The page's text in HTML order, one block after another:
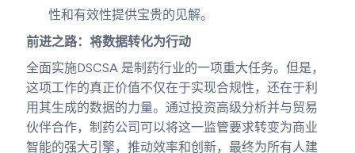
性和有效性提供宝贵的见解。
前进之路：将数据转化为行动
全面实施DSCSA 是制药行业的一项重大任务。但是，
这项工作的真正价值不仅在于实现合规性，还在于利
用其生成的数据的力量。通过投资高级分析并与贸易
伙伴合作，制药公司可以将这一监管要求转变为商业
智能的强大引擎，推动效率和创新，最终为所有人建